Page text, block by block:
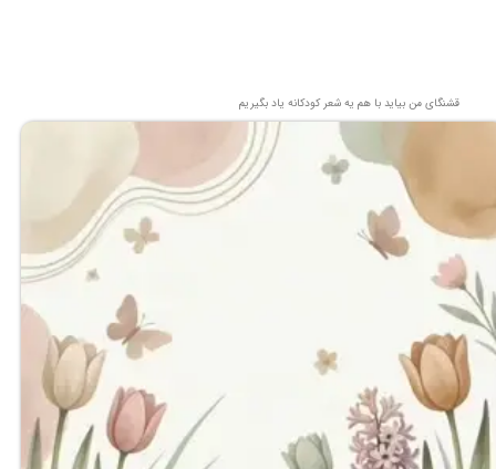
قشنگای من بيايد با هم یه شعر کودکانه ياد بگیریم